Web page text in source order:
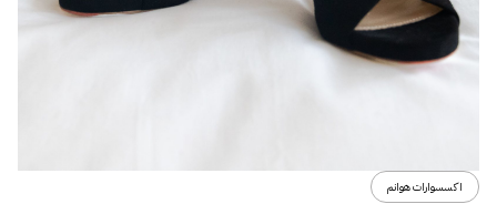
اكسسوارات هوانم